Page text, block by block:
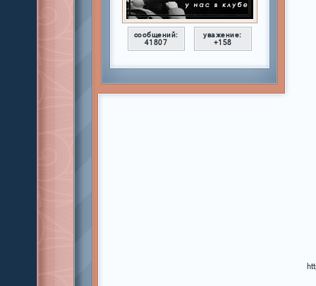
сообщений:
41807
уважение:
+158